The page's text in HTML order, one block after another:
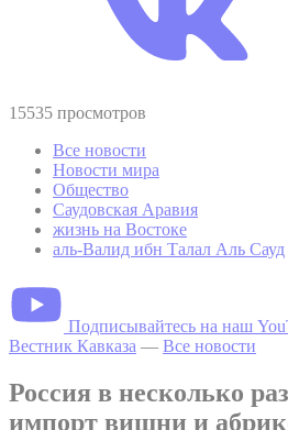
15535 просмотров
Все новости
Новости мира
Общество
Саудовская Аравия
жизнь на Востоке
аль-Валид ибн Талал Аль Сауд
Подписывайтесь на наш
Вестник Кавказа — Все новости
Россия в несколько
импорт вишни и